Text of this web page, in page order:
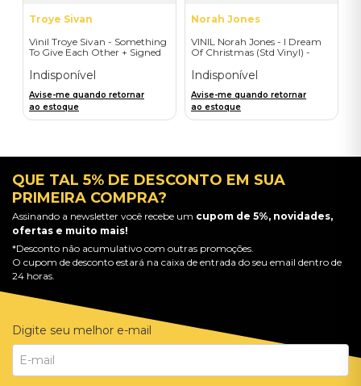
Troye Sivan
Vinil Troye Sivan - Something
To Give Each Other + Signed
Indisponível
Avise-me quando retornar
ao estoque
Norah Jones
VINIL Norah Jones - I Dream
Of Christmas (Std Vinyl) -
Indisponível
Avise-me quando retornar
ao estoque
QUE TAL 5% DE DESCONTO EM SUA
PRIMEIRA COMPRA?
Assinando a newsletter você recebe um cupom de 5%, novidades,
ofertas e muito mais!
*Desconto não acumulativo com outras promoções.
O cupom de desconto estará na caixa de entrada do seu email dentro de
24 horas.
Digite seu melhor e-mail